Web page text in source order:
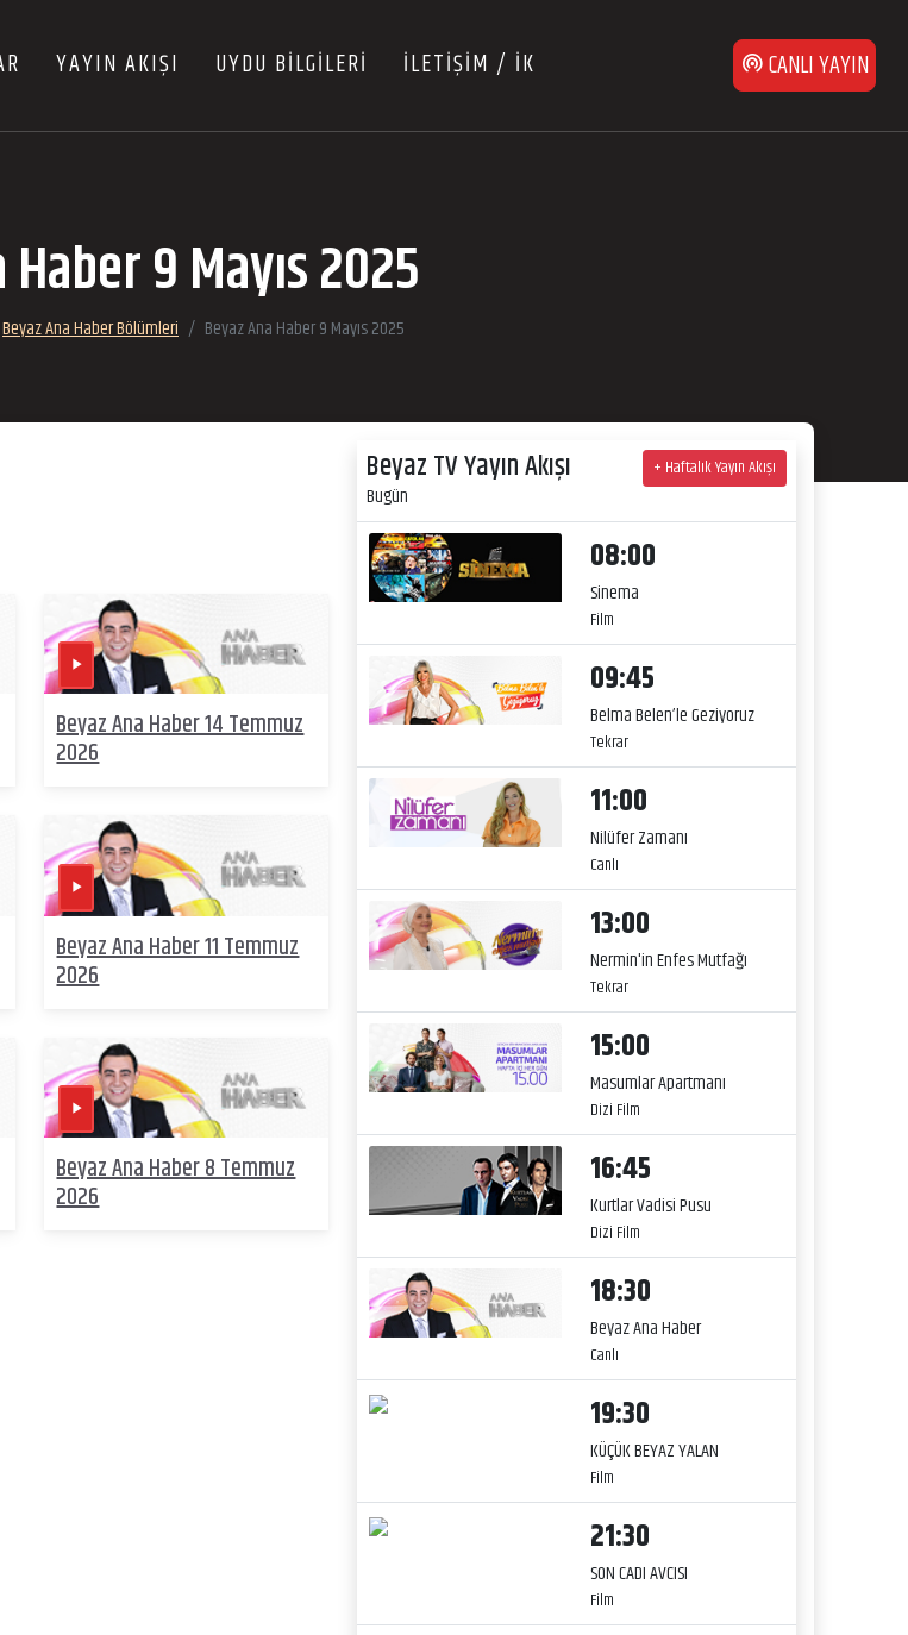
YAYIN AKIŞI UYDU BİLGİLERİ İLETİŞİM / İK CANLI YAYIN
9 Mayıs 2025
Beyaz Ana Haber Bölümleri Beyaz Ana Haber 9 Mayıs 2025
Beyaz Ana Haber 14 Temmuz
2026
Beyaz Ana Haber 11 Temmuz
2026
Beyaz Ana Haber 8 Temmuz
2026
Beyaz TV Yayın Akışı
Bugün
+ Haftalık Yayın Akışı
08:00
Sinema
Film
09:45
Belma Belen’le Geziyoruz
Tekrar
11:00
Nilüfer Zamanı
Canlı
13:00
Nermin'in Enfes Mutfağı
Tekrar
15:00
Masumlar Apartmanı
Dizi Film
16:45
Kurtlar Vadisi Pusu
Dizi Film
18:30
Beyaz Ana Haber
Canlı
19:30
KÜÇÜK BEYAZ YALAN
Film
21:30
SON CADI AVCISI
Film